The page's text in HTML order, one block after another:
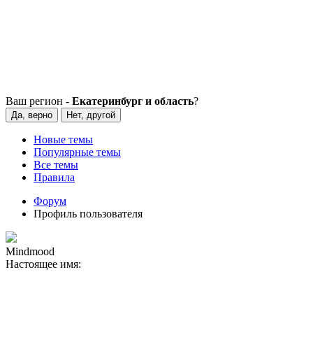
Ваш регион - Екатеринбург и область?
Да, верно Нет, другой
Новые темы
Популярные темы
Все темы
Правила
Форум
Профиль пользователя
Mindmood
Настоящее имя: